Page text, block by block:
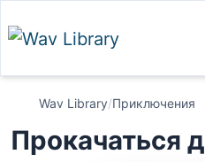
Wav Library/Приключения
Прокачаться